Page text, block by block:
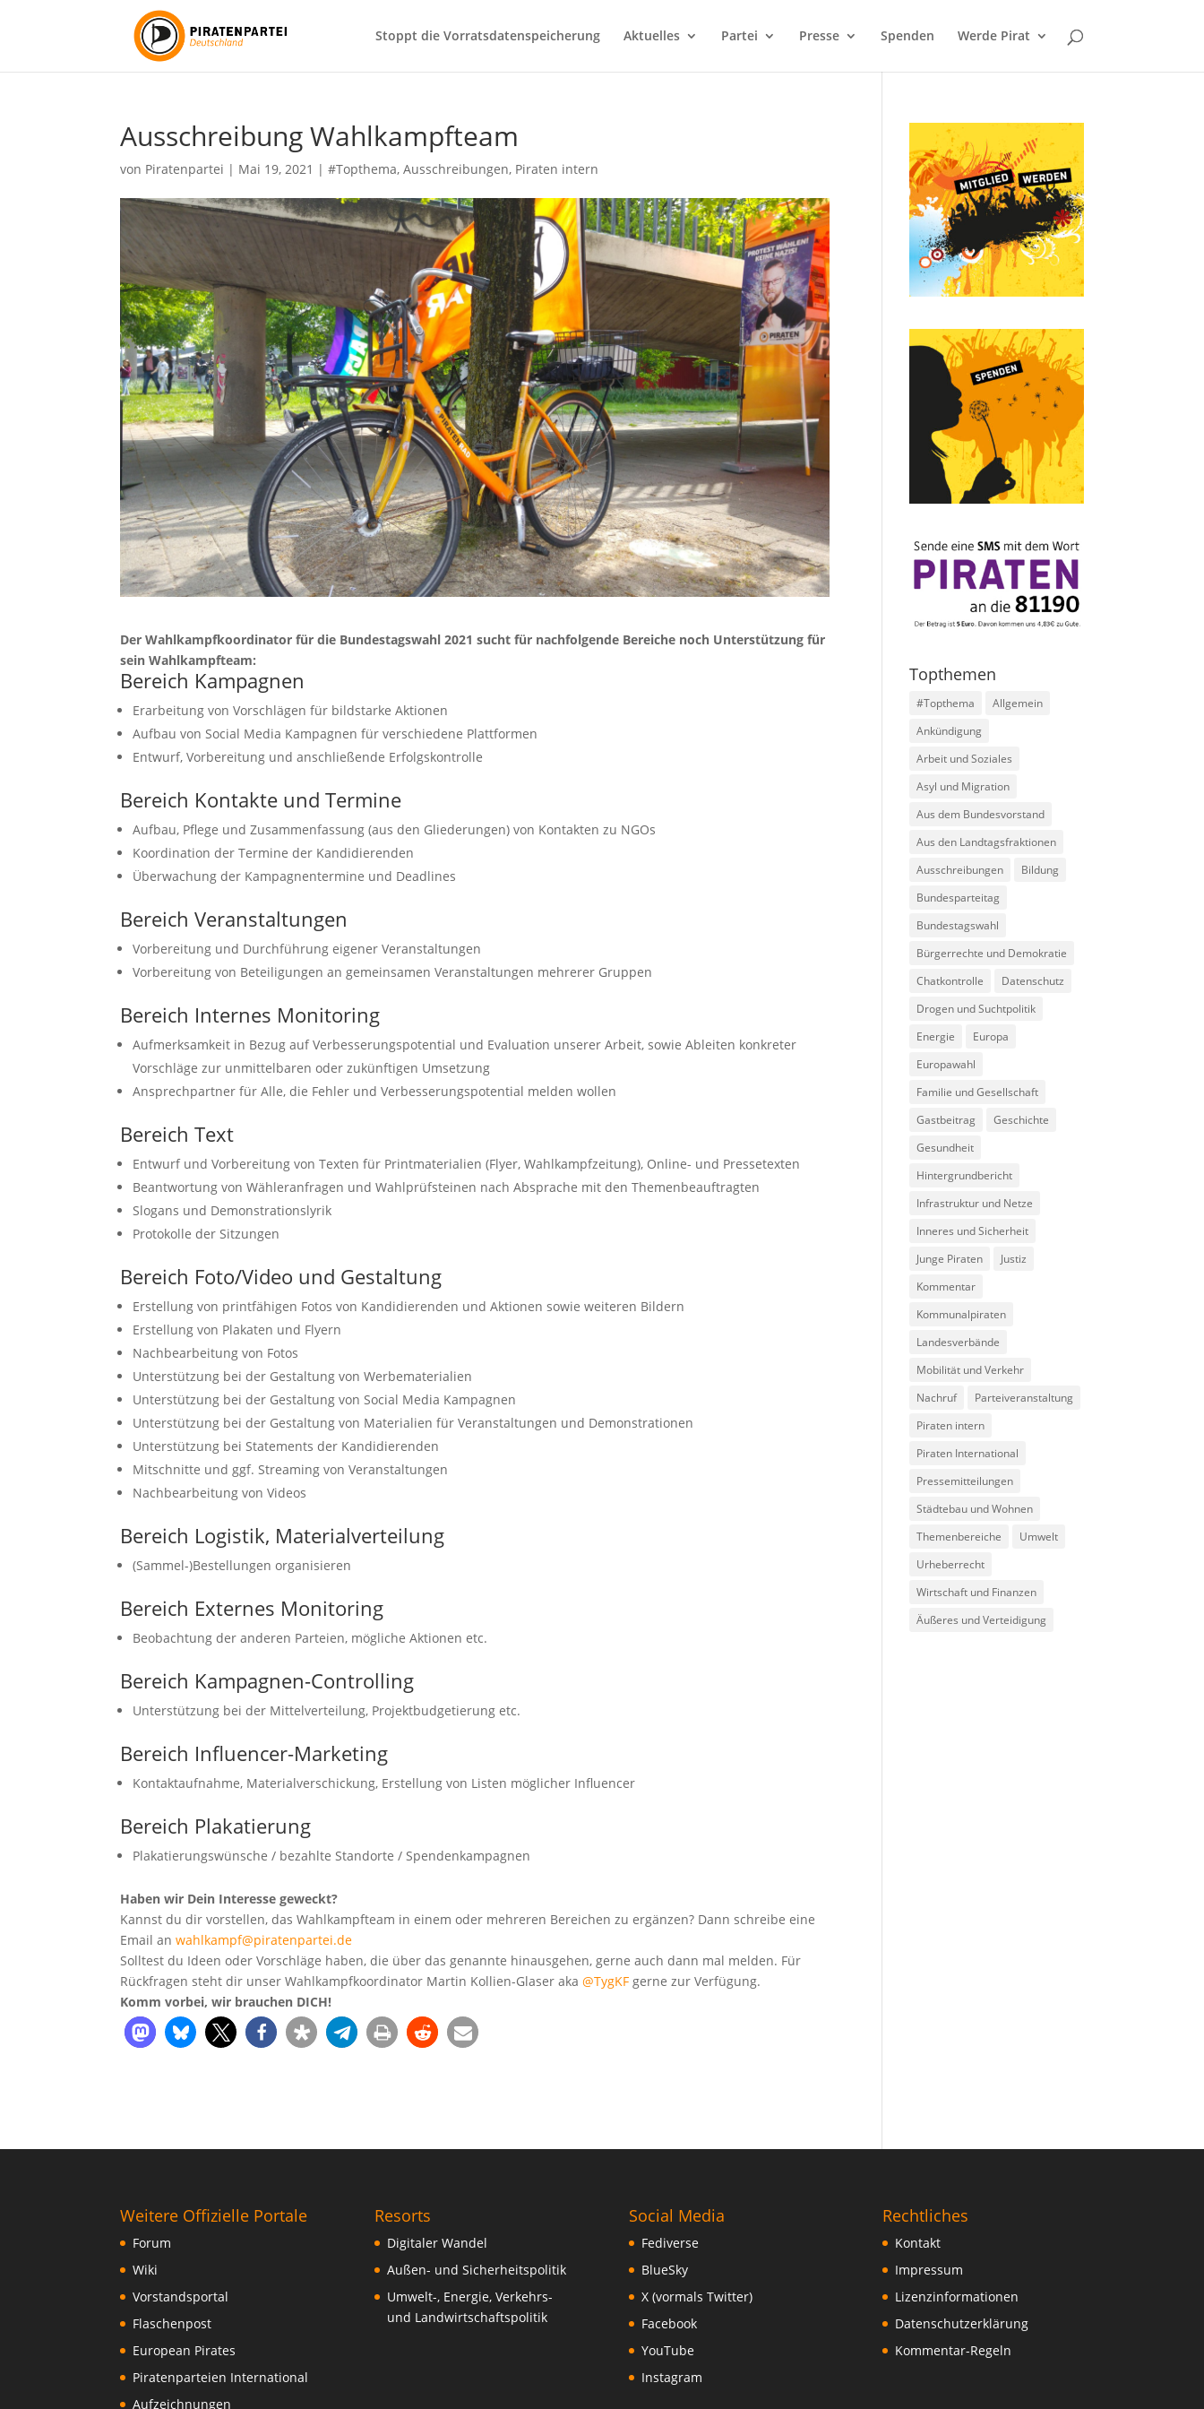
Stoppt die Vorratsdatenspeicherung Aktuelles Partei Presse Spenden Werde Pirat
Ausschreibung Wahlkampfteam
von Piratenpartei | Mai 19, 2021 |#Topthema,Ausschreibungen, Piraten intern
Der Wahlkampfkoordinator für die Bundestagswahl 2021 sucht für nachfolgende Bereiche noch Unterstützung für
sein Wahlkampfteam:
Bereich Kampagnen
Erarbeitung von Vorschlägen für bildstarke Aktionen
Aufbau von Social Media Kampagnen für verschiedene Plattformen
Entwurf, Vorbereitung und anschließende Erfolgskontrolle
Bereich Kontakte und Termine
Aufbau, Pflege und Zusammenfassung (aus den Gliederungen) von Kontakten zu NGOs
Koordination der Termine der Kandidierenden
Überwachung der Kampagnentermine und Deadlines
Bereich Veranstaltungen
Vorbereitung und Durchführung eigener Veranstaltungen
Vorbereitung von Beteiligungen an gemeinsamen Veranstaltungen mehrerer Gruppen
Bereich Internes Monitoring
Aufmerksamkeit in Bezug auf Verbesserungspotential und Evaluation unserer Arbeit, sowie Ableiten konkreter
Vorschläge zur unmittelbaren oder zukünftigen Umsetzung
Ansprechpartner für Alle, die Fehler und Verbesserungspotential melden wollen
Bereich Text
Entwurf und Vorbereitung von Texten für Printmaterialien (Flyer, Wahlkampfzeitung), Online- und Pressetexten
Beantwortung von Wähleranfragen und Wahlprüfsteinen nach Absprache mit den Themenbeauftragten
Slogans und Demonstrationslyrik
Protokolle der Sitzungen
Bereich Foto/Video und Gestaltung
Erstellung von printfähigen Fotos von Kandidierenden und Aktionen sowie weiteren Bildern
Erstellung von Plakaten und Flyern
Nachbearbeitung von Fotos
Unterstützung bei der Gestaltung von Werbematerialien
Unterstützung bei der Gestaltung von Social Media Kampagnen
Unterstützung bei der Gestaltung von Materialien für Veranstaltungen und Demonstrationen
Unterstützung bei Statements der Kandidierenden
Mitschnitte und ggf. Streaming von Veranstaltungen
Nachbearbeitung von Videos
Bereich Logistik, Materialverteilung
(Sammel-)Bestellungen organisieren
Bereich Externes Monitoring
Beobachtung der anderen Parteien, mögliche Aktionen etc.
Bereich Kampagnen-Controlling
Unterstützung bei der Mittelverteilung, Projektbudgetierung etc.
Bereich Influencer-Marketing
Kontaktaufnahme, Materialverschickung, Erstellung von Listen möglicher Influencer
Bereich Plakatierung
Plakatierungswünsche / bezahlte Standorte / Spendenkampagnen
Haben wir Dein Interesse geweckt?
Kannst du dir vorstellen, das Wahlkampfteam in einem oder mehreren Bereichen zu ergänzen? Dann schreibe eine
Email anwahlkampf@piratenpartei.de
Solltest du Ideen oder Vorschläge haben, die über das genannte hinausgehen, gerne auch dann mal melden. Für
Rückfragen steht dir unser Wahlkampfkoordinator Martin Kollien-Glaser aka@TygKF gerne zur Verfügung.
Komm vorbei, wir brauchen DICH!
Topthemen
#Topthema
Allgemein
Ankündigung
Arbeit und Soziales
Asyl und Migration
Aus dem Bundesvorstand
Aus den Landtagsfraktionen
Ausschreibungen
Bildung
Bundesparteitag
Bundestagswahl
Bürgerrechte und Demokratie
Chatkontrolle
Datenschutz
Drogen und Suchtpolitik
Energie
Europa
Europawahl
Familie und Gesellschaft
Gastbeitrag
Geschichte
Gesundheit
Hintergrundbericht
Infrastruktur und Netze
Inneres und Sicherheit
Junge Piraten
Justiz
Kommentar
Kommunalpiraten
Landesverbände
Mobilität und Verkehr
Nachruf
Parteiveranstaltung
Piraten intern
Piraten International
Pressemitteilungen
Städtebau und Wohnen
Themenbereiche
Umwelt
Urheberrecht
Wirtschaft und Finanzen
Äußeres und Verteidigung
Weitere Offizielle Portale
Forum
Wiki
Vorstandsportal
Flaschenpost
European Pirates
Piratenparteien International
Aufzeichnungen
Resorts
Digitaler Wandel
Außen- und Sicherheitspolitik
Umwelt-, Energie, Verkehrs-
und Landwirtschaftspolitik
Social Media
Fediverse
BlueSky
X (vormals Twitter)
Facebook
YouTube
Instagram
Rechtliches
Kontakt
Impressum
Lizenzinformationen
Datenschutzerklärung
Kommentar-Regeln